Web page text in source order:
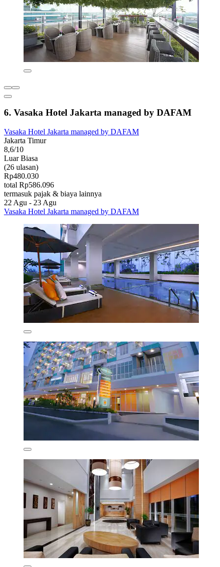
6. Vasaka Hotel Jakarta managed by DAFAM
Vasaka Hotel Jakarta managed by DAFAM
Jakarta Timur
8,6/10
Luar Biasa
(26 ulasan)
Rp480.030
total Rp586.096
termasuk pajak & biaya lainnya
22 Agu - 23 Agu
Vasaka Hotel Jakarta managed by DAFAM